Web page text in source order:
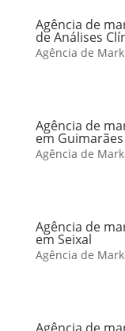
Agência de
de Análises
Agência de
Agência de
em Guimarães
Agência de
Agência de
em Seixal
Agência de